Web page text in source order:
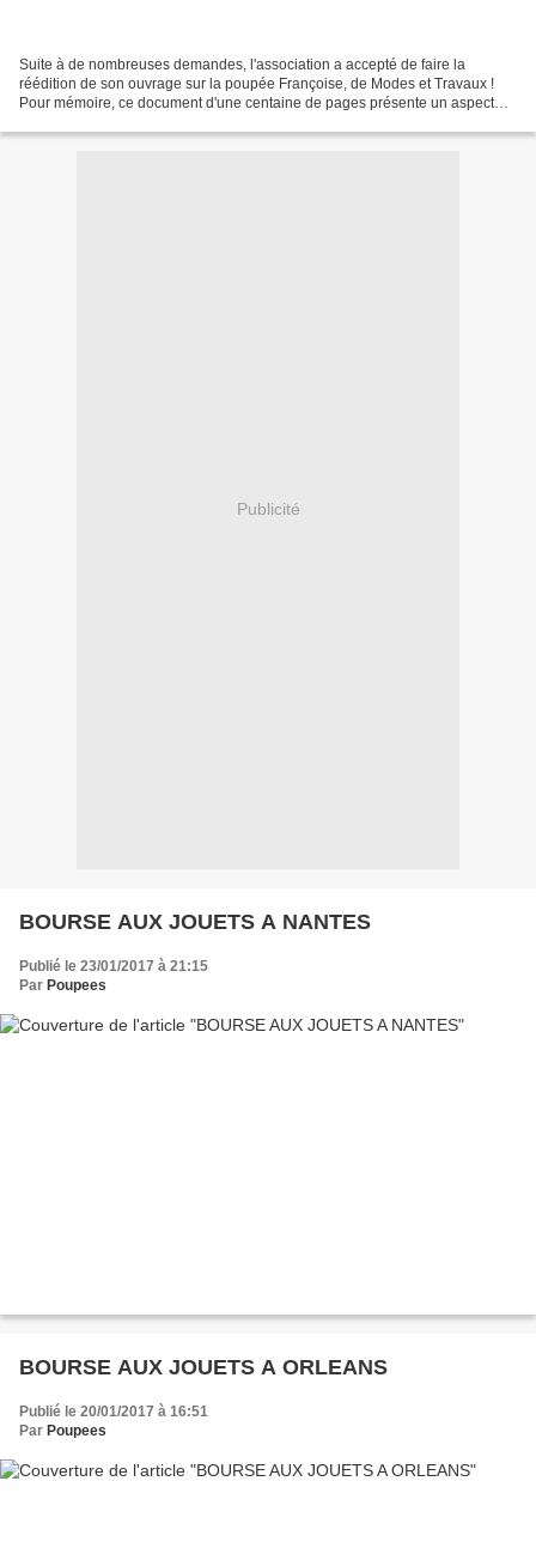
Suite à de nombreuses demandes, l'association a accepté de faire la
réédition de son ouvrage sur la poupée Françoise, de Modes et Travaux !
Pour mémoire, ce document d'une centaine de pages présente un aspect
Publicité
BOURSE AUX JOUETS A NANTES
Publié le 23/01/2017 à 21:15
Par Poupees
BOURSE AUX JOUETS A ORLEANS
Publié le 20/01/2017 à 16:51
Par Poupees